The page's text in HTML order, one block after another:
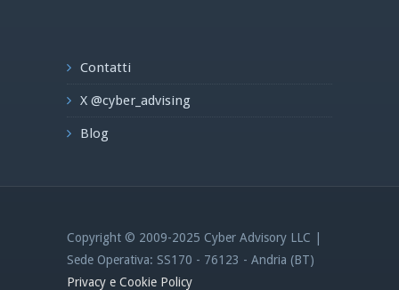
Contatti
X @cyber_advising
Blog
Copyright © 2009-2025 Cyber Advisory LLC |
Sede Operativa: SS170 - 76123 - Andria (BT)
Privacy e Cookie Policy